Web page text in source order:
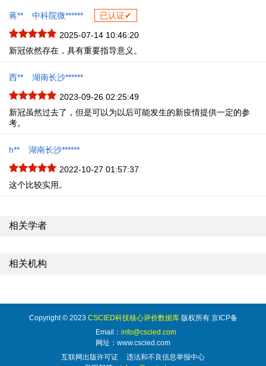
蒋** 中科院微****** 已认证✔
2025-07-14 10:46:20
新冠依然存在，具有重要指导意义。
西** 湖南长沙******
2023-09-26 02:25:49
新冠虽然过去了，但是可以为以后可能发生的新疫情提供一定的参
考。
h** 湖南长沙******
2022-10-27 01:57:37
这个比较实用。
相关学者
相关机构
Copyright © 2023 CSCIED科技核心评价数据库版权所有 京ICP备
Email： info@cscied.com
网址：www.cscied.com
互联网出版许可证
违法和不良信息举报中心